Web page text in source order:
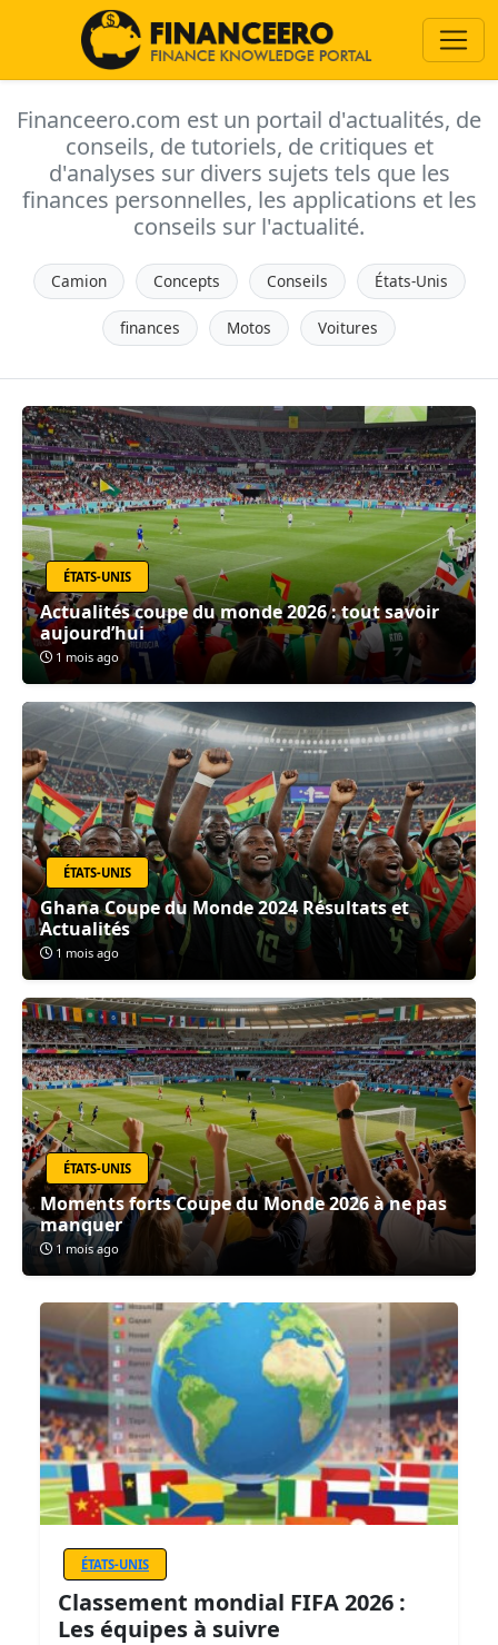
Financeero.com est un portail d'actualités, de
conseils, de tutoriels, de critiques et
d'analyses sur divers sujets tels que les
finances personnelles, les applications et les
conseils sur l'actualité.
Camion Concepts Conseils États-Unis
finances Motos Voitures
ÉTATS-UNIS
Actualités coupe du monde 2026 : tout savoir
aujourd’hui
1 mois ago
ÉTATS-UNIS
Ghana Coupe du Monde 2024 Résultats et
Actualités
1 mois ago
ÉTATS-UNIS
Moments forts Coupe du Monde 2026 à ne pas
manquer
1 mois ago
ÉTATS-UNIS
Classement mondial FIFA 2026 :
Les équipes à suivre